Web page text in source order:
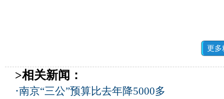
更多
>相关新闻：
·南京“三公”预算比去年降5000多